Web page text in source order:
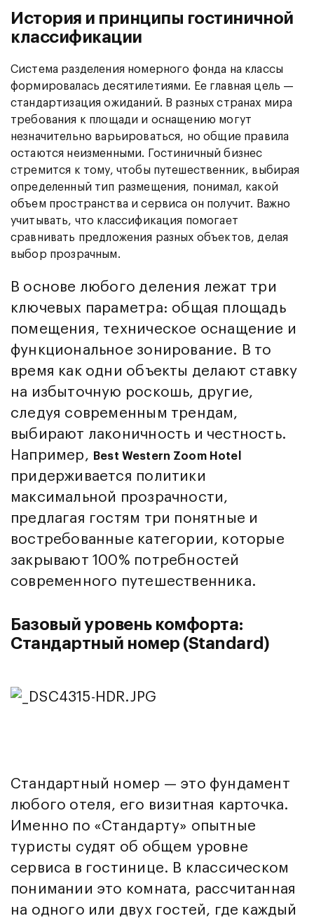
История и принципы гостиничной
классификации
Система разделения номерного фонда на классы
формировалась десятилетиями. Ее главная цель —
стандартизация ожиданий. В разных странах мира
требования к площади и оснащению могут
незначительно варьироваться, но общие правила
остаются неизменными. Гостиничный бизнес
стремится к тому, чтобы путешественник, выбирая
определенный тип размещения, понимал, какой
объем пространства и сервиса он получит. Важно
учитывать, что классификация помогает
сравнивать предложения разных объектов, делая
выбор прозрачным.
В основе любого деления лежат три
ключевых параметра: общая площадь
помещения, техническое оснащение и
функциональное зонирование. В то
время как одни объекты делают ставку
на избыточную роскошь, другие,
следуя современным трендам,
выбирают лаконичность и честность.
Например,
Best Western Zoom Hotel
придерживается политики
максимальной прозрачности,
предлагая гостям три понятные и
востребованные категории, которые
закрывают 100% потребностей
современного путешественника.
Базовый уровень комфорта:
Стандартный номер (Standard)
Стандартный номер — это фундамент
любого отеля, его визитная карточка.
Именно по «Стандарту» опытные
туристы судят об общем уровне
сервиса в гостинице. В классическом
понимании это комната, рассчитанная
на одного или двух гостей, где каждый